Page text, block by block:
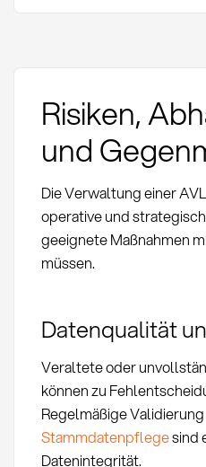
Risiken,
und
Die Verwaltung einer
operative und
geeignete Maßnahmen
müssen.
Datenqualität
Veraltete oder
können zu
Regelmäßige
Stammdatenpflegesind
Datenintegrität.